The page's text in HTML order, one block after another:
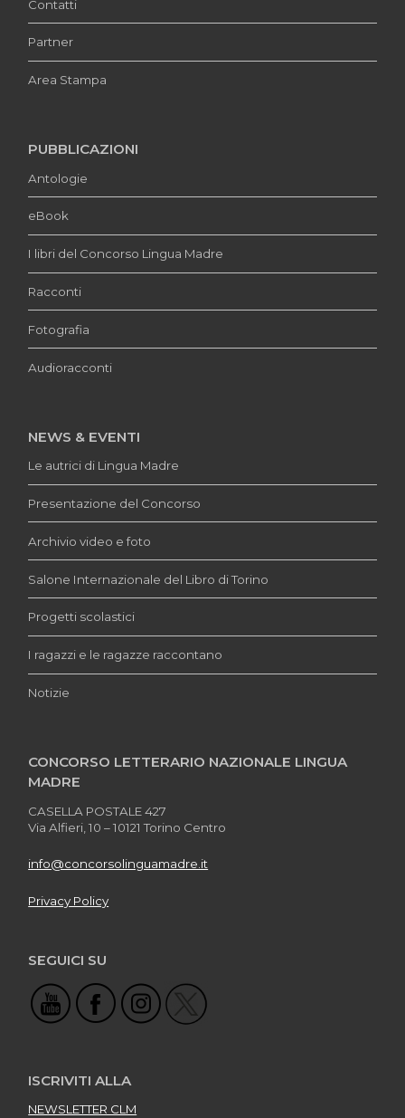
Contatti
Partner
Area Stampa
PUBBLICAZIONI
Antologie
eBook
I libri del Concorso Lingua Madre
Racconti
Fotografia
Audioracconti
NEWS & EVENTI
Le autrici di Lingua Madre
Presentazione del Concorso
Archivio video e foto
Salone Internazionale del Libro di Torino
Progetti scolastici
I ragazzi e le ragazze raccontano
Notizie
CONCORSO LETTERARIO NAZIONALE LINGUA
MADRE
CASELLA POSTALE 427
Via Alfieri, 10 – 10121 Torino Centro
info@concorsolinguamadre.it
Privacy Policy
SEGUICI SU
ISCRIVITI ALLA
NEWSLETTER CLM